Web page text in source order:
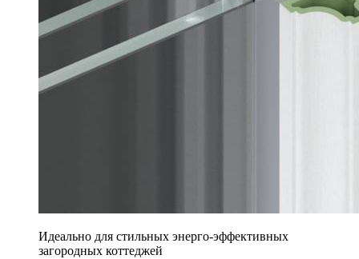
Идеально для стильных энерго-эффективных
загородных коттеджей